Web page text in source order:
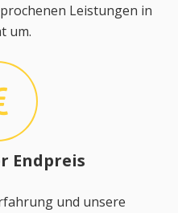
Leistungen in
um.
Endpreis
und unsere